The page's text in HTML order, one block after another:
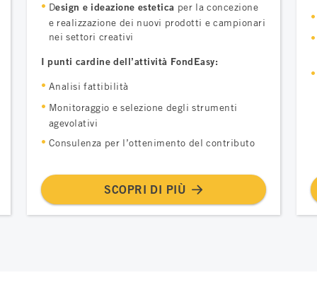
Design e ideazione estetica per la concezione
e realizzazione dei nuovi prodotti e campionari
nei settori creativi
I punti cardine dell’attività FondEasy:
Analisi fattibilità
Monitoraggio e selezione degli strumenti
agevolativi
Consulenza per l’ottenimento del contributo
SCOPRI DI PIÙ